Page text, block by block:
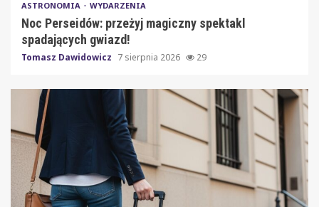
ASTRONOMIA WYDARZENIA
Noc Perseidów: przeżyj magiczny spektakl
spadających gwiazd!
Tomasz Dawidowicz 7 sierpnia 2026 29